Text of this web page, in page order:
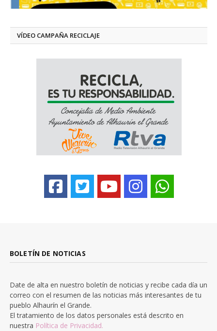
VÍDEO CAMPAÑA RECICLAJE
BOLETÍN DE NOTICIAS
Date de alta en nuestro boletín de noticias y recibe cada día un
correo con el resumen de las noticias más interesantes de tu
pueblo Alhaurín el Grande.
El tratamiento de los datos personales está descrito en
nuestra Política de Privacidad.